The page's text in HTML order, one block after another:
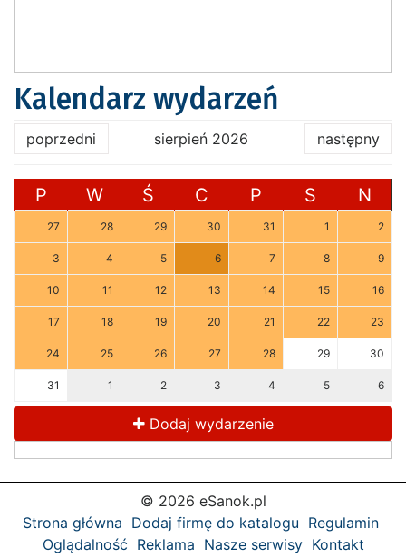
Kalendarz wydarzeń
poprzedni sierpień 2026 następny
P W Ś C P S N
27 28 29 30 31 1 2
3 4 5 6 7 8 9
10 11 12 13 14 15 16
17 18 19 20 21 22 23
24 25 26 27 28 29 30
31 1 2 3 4 5 6
Dodaj wydarzenie
© 2026 eSanok.pl
Strona główna Dodaj firmę do katalogu Regulamin
Oglądalność Reklama Nasze serwisy Kontakt